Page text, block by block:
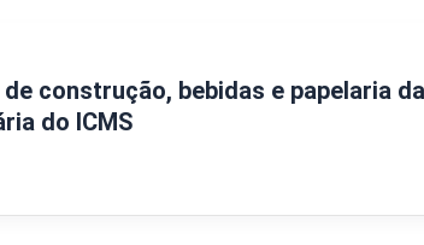
construção, bebidas e papelaria da
do ICMS